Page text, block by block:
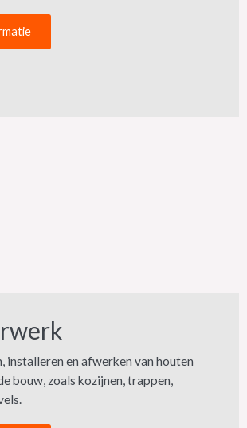
installeren en afwerken van houten
bouw, zoals kozijnen, trappen,